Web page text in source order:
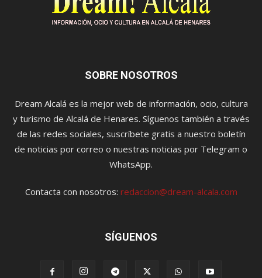
SOBRE NOSOTROS
Dream Alcalá es la mejor web de información, ocio, cultura
y turismo de Alcalá de Henares. Síguenos también a través
de las redes sociales, suscríbete gratis a nuestro boletín
de noticias por correo o nuestras noticias por Telegram o
WhatsApp.
Contacta con nosotros: redaccion@dream-alcala.com
SÍGUENOS